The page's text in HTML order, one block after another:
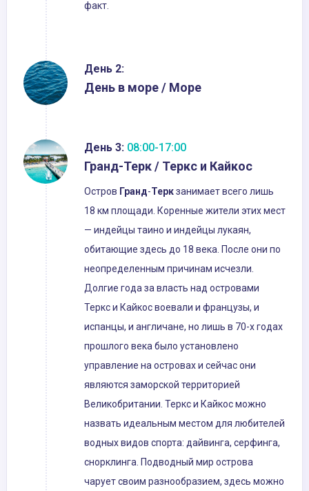
факт.
День 2:
День в море / Море
День 3: 08:00-17:00
Гранд-Терк / Теркс и Кайкос
Остров Гранд-Теркзанимает всего лишь
18 км площади. Коренные жители этих мест
— индейцы таино и индейцы лукаян,
обитающие здесь до 18 века. После они по
неопределенным причинам исчезли.
Долгие года за власть над островами
Теркс и Кайкос воевали и французы, и
испанцы, и англичане, но лишь в 70-х годах
прошлого века было установлено
управление на островах и сейчас они
являются заморской территорией
Великобритании. Теркс и Кайкос можно
назвать идеальным местом для любителей
водных видов спорта: дайвинга, серфинга,
снорклинга. Подводный мир острова
чарует своим разнообразием, здесь можно